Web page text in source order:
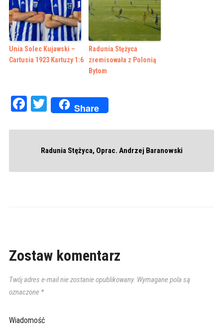
Unia Solec Kujawski –
Cartusia 1923 Kartuzy 1:6
Radunia Stężyca
zremisowała z Polonią
Bytom
Facebook
Twitter
Share
Radunia Stężyca, Oprac. Andrzej Baranowski
Zostaw komentarz
Twój adres e-mail nie zostanie opublikowany. Wymagane pola są
oznaczone *
Wiadomość